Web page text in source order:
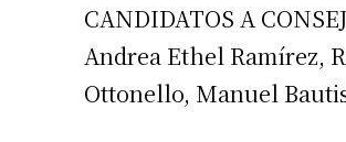
CANDIDATOS A
Andrea Ethel Ramírez,
Ottonello, Manuel